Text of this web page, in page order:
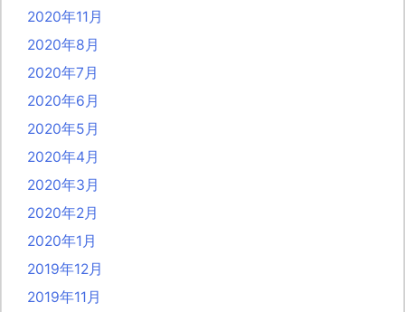
2020年11月
2020年8月
2020年7月
2020年6月
2020年5月
2020年4月
2020年3月
2020年2月
2020年1月
2019年12月
2019年11月